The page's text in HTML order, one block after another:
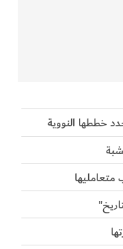
خططها النووية